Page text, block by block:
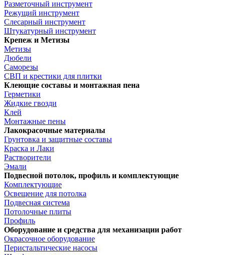
Разметочный инструмент
Режущий инструмент
Слесарный инструмент
Штукатурный инструмент
Крепеж и Метизы
Метизы
Дюбели
Саморезы
СВП и крестики для плитки
Клеющие составы и монтажная пена
Герметики
Жидкие гвозди
Клей
Монтажные пены
Лакокрасочные материалы
Грунтовка и защитные составы
Краска и Лаки
Растворители
Эмали
Подвесной потолок, профиль и комплектующие
Комплектующие
Освещение для потолка
Подвесная система
Потолочные плиты
Профиль
Оборудование и средства для механизации работ
Окрасочное оборудование
Перистальтические насосы